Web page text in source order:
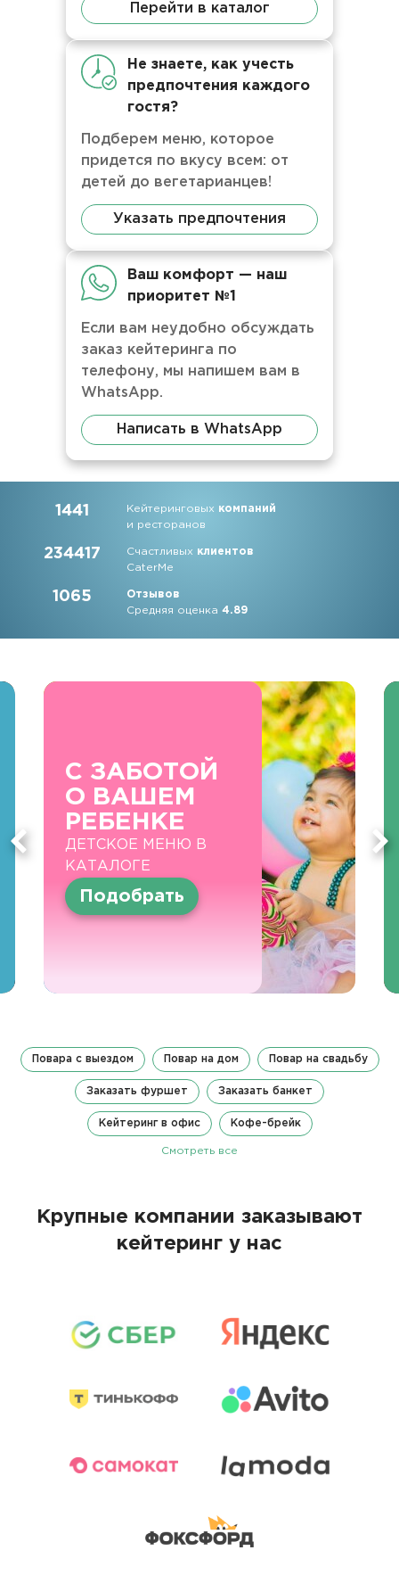
Перейти в каталог
Не знаете, как учесть
предпочтения каждого
гостя?
Подберем меню, которое
придется по вкусу всем: от
детей до вегетарианцев!
Указать предпочтения
Ваш комфорт — наш
приоритет №1
Если вам неудобно обсуждать
заказ кейтеринга по
телефону, мы напишем вам в
WhatsApp.
Написать в WhatsApp
1441 Кейтеринговых компаний
и ресторанов
234417 Счастливых клиентов
CaterMe
1065
Отзывов
Средняя оценка4.89
С ЗАБОТОЙ
О ВАШЕМ
РЕБЕНКЕ
ДЕТСКОЕ МЕНЮ В
КАТАЛОГЕ
Подобрать
Повара с выездом Повар на дом Повар на свадьбу
Заказать фуршет Заказать банкет
Кейтеринг в офис Кофе-брейк
Смотреть все
Крупные компании заказывают
кейтеринг у нас